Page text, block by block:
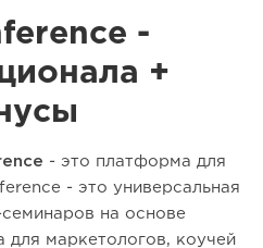
-
+
- это платформа для
- это универсальная
на основе
для маркетологов, коучей